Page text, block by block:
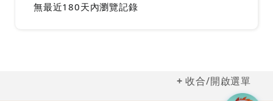
無最近180天內瀏覽記錄
收合/開啟選單